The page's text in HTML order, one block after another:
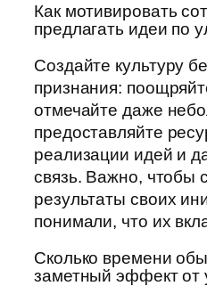
Как мотивировать
предлагать идеи по
Создайте культуру
признания:
отмечайте даже
предоставляйте
реализации идей и
связь. Важно, чтобы
результаты своих
понимали, что их
Сколько времени
заметный эффект от